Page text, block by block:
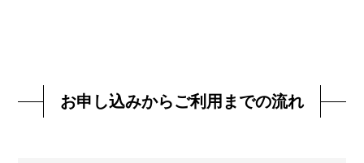
お申し込みからご利用までの流れ